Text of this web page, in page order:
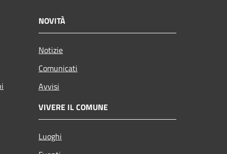
NOVITÀ
Notizie
Comunicati
Avvisi
VIVERE IL COMUNE
Luoghi